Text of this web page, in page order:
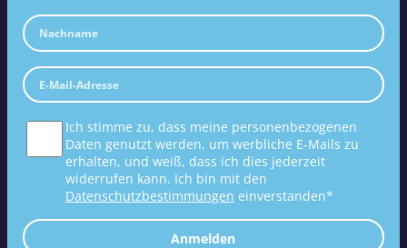
Ich stimme zu, dass meine personenbezogenen
Daten genutzt werden, um werbliche E-Mails zu
erhalten, und weiß, dass ich dies jederzeit
widerrufen kann. Ich bin mit den
Datenschutzbestimmungen einverstanden*
Anmelden